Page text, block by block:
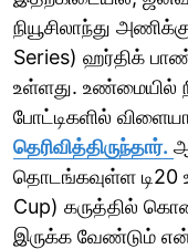
நியூசிலாந்து
Series) ஹர்திக்
உள்ளது. உண்மையில்
போட்டிகளில்
தெரிவித்திருந்தார்.
தொடங்கவுள்ள
Cup) கருத்தில்
இருக்க வேண்டும்